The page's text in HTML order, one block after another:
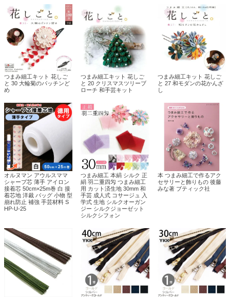
つまみ細工キット 花しご
と 30 大輪菊のパッチンど
め
つまみ細工キット 花しご
と 20 クリスマスツリーブ
ローチ 和手芸キット
つまみ細工キット 花しご
と 27 和モダンの花かんざ
し
オルヌマン アウルスママ
シャープ芯 薄手 アイロン
接着芯 50cm×25m巻 白 接
着芯地 洋裁 バッグ 小物 型
崩れ防止 補強 手芸材料 S
HP-U-25
つまみ細工 本絹 シルク 正
絹 羽二重四匁 つまみ細工
用 カット済生地 30mm 和
手芸 成人式 コサージュ 入
学式 生地 シルクオーガン
ジー シルクジョーゼット
シルクシフォン
本 つまみ細工で作るアク
セサリーと飾りもの 後藤
みな著 ブティック社